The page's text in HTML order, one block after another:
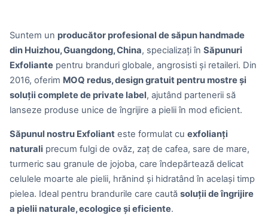
Suntem un producător profesional de săpun handmade
din Huizhou, Guangdong, China, specializați în Săpunuri
Exfoliante pentru branduri globale, angrosisti și retaileri. Din
2016, oferim MOQ redus, design gratuit pentru mostre și
soluții complete de private label, ajutând partenerii să
lanseze produse unice de îngrijire a pielii în mod eficient.
Săpunul nostru Exfoliant este formulat cu exfolianți
naturali precum fulgi de ovăz, zaț de cafea, sare de mare,
turmeric sau granule de jojoba, care îndepărtează delicat
celulele moarte ale pielii, hrănind și hidratând în același timp
pielea. Ideal pentru brandurile care caută soluții de îngrijire
a pielii naturale, ecologice și eficiente.